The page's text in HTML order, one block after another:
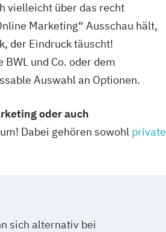
vielleicht über das recht
Marketing“ Ausschau hält,
der Eindruck täuscht!
und Co. oder dem
Auswahl an Optionen.
oder auch
Dabei gehören sowohl private
sich alternativ bei